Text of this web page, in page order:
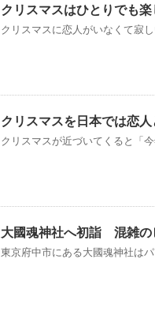
クリスマスはひとりでも
クリスマスに恋人がいなくて寂
クリスマスを日本では恋
クリスマスが近づいてくると「
大國魂神社へ初詣 混雑の
東京府中市にある大國魂神社は